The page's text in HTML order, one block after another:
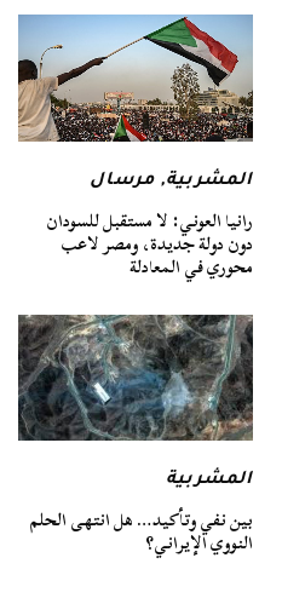
المشربية,مرسال
رانيا العوني: لا مستقبل للسودان
دون دولة جديدة، ومصر لاعب
محوري في المعادلة
المشربية
بين نفي وتأكيد… هل انتهى الحلم
النووي الإيراني؟